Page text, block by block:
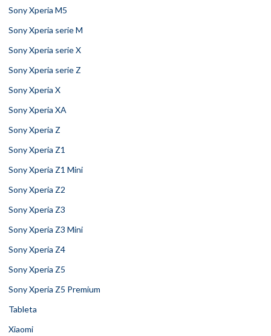
Sony Xperia M5
Sony Xperia serie M
Sony Xperia serie X
Sony Xperia serie Z
Sony Xperia X
Sony Xperia XA
Sony Xperia Z
Sony Xperia Z1
Sony Xperia Z1 Mini
Sony Xperia Z2
Sony Xperia Z3
Sony Xperia Z3 Mini
Sony Xperia Z4
Sony Xperia Z5
Sony Xperia Z5 Premium
Tableta
Xiaomi